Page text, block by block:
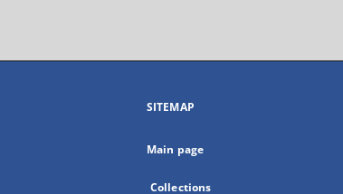
SITEMAP
Main page
Collections